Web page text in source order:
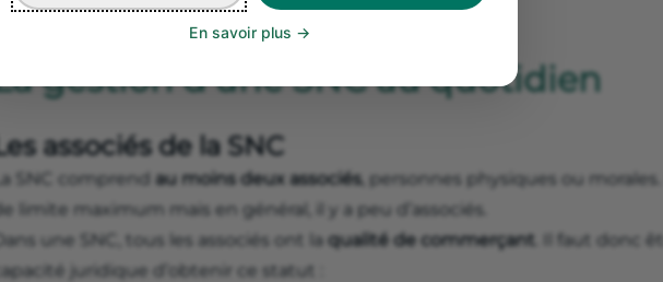
En savoir plus
gestion d’une SNC au quotidien
associés de la SNC
SNC comprend au moins deux associés, personnes physiques ou morales.
limite maximum mais en général, il y a peu d’associés.
une SNC, tous les associés ont la qualité de commerçant
. Il faut donc
juridique d’obtenir ce statut :